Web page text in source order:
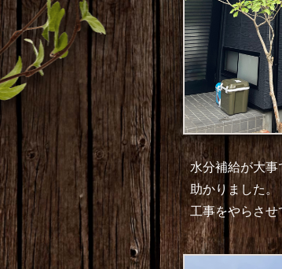
水分補給が大事
助かりました。
工事をやらさせ